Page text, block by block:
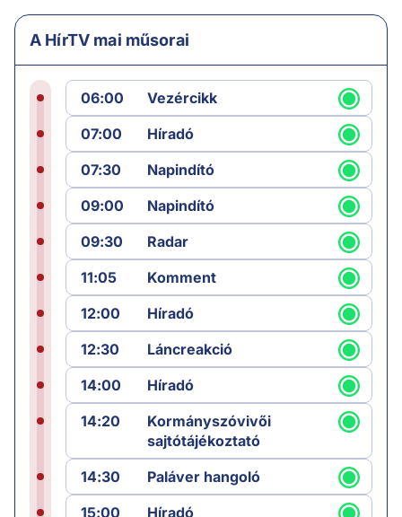
A HírTV mai műsorai
06:00
Vezércikk
07:00
Híradó
07:30
Napindító
09:00
Napindító
09:30
Radar
11:05
Komment
12:00
Híradó
12:30
Láncreakció
14:00
Híradó
14:20
Kormányszóvivői
sajtótájékoztató
14:30
Paláver hangoló
15:00
Híradó